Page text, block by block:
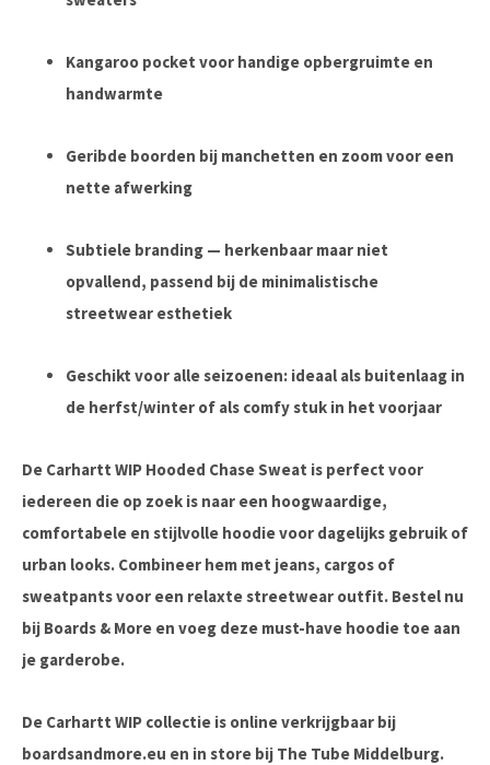
Kangaroo pocket voor handige opbergruimte en
handwarmte
Geribde boorden bij manchetten en zoom voor een
nette afwerking
Subtiele branding — herkenbaar maar niet
opvallend, passend bij de minimalistische
streetwear esthetiek
Geschikt voor alle seizoenen: ideaal als buitenlaag in
de herfst/winter of als comfy stuk in het voorjaar
De Carhartt WIP Hooded Chase Sweat is perfect voor
iedereen die op zoek is naar een hoogwaardige,
comfortabele en stijlvolle hoodie voor dagelijks gebruik of
urban looks. Combineer hem met jeans, cargos of
sweatpants voor een relaxte streetwear outfit. Bestel nu
bij Boards & More en voeg deze must-have hoodie toe aan
je garderobe.
De Carhartt WIP collectie is online verkrijgbaar bij
boardsandmore.eu en in store bij The Tube Middelburg.